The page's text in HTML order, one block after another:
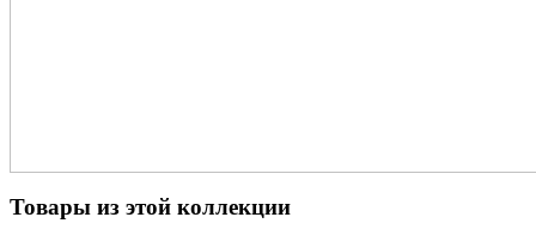
Товары из этой коллекции